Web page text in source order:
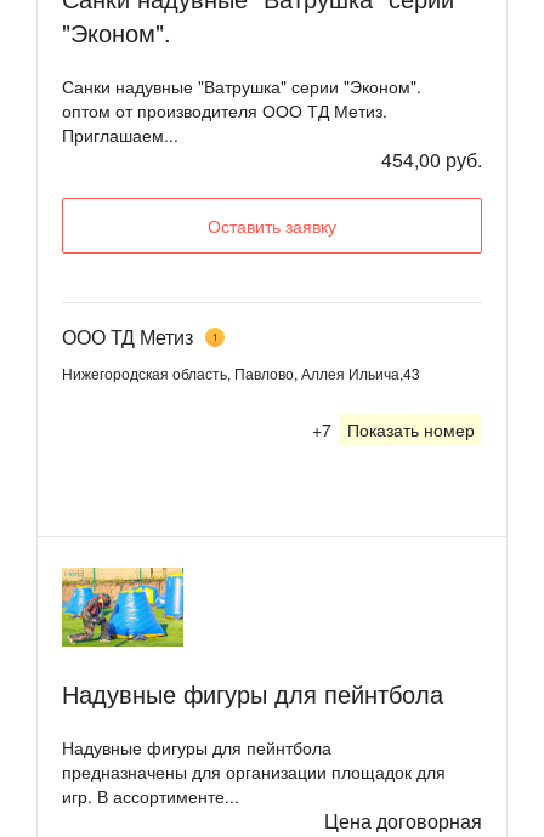
"Эконом".
Санки надувные "Ватрушка" серии "Эконом".
оптом от производителя ООО ТД Метиз.
Приглашаем...
454,00 руб.
Оставить заявку
ООО ТД Метиз 1
Нижегородская область, Павлово, Аллея Ильича,43
+7 Показать номер
Надувные фигуры для пейнтбола
Надувные фигуры для пейнтбола
предназначены для организации площадок для
игр. В ассортименте...
Цена договорная